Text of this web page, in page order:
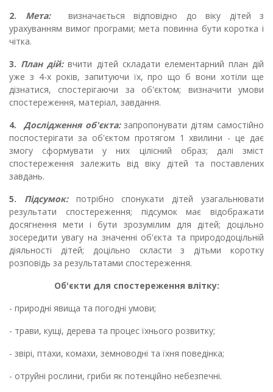
2. Мета:
визначається відповідно до віку дітей з
урахуванням вимог програми; мета повинна бути коротка і
чітка.
3. План дій:вчити дітей складати елементарний план дій
уже з 4-х років, запитуючи їх, про що б вони хотіли ще
дізнатися, спостерігаючи за об'єктом; визначити умови
спостереження, матеріал, завдання.
4. Дослідження об'єкта:запропонувати дітям самостійно
поспостерігати за об'єктом протягом 1 хвилини - це дає
змогу сформувати у них цілісний образ; далі зміст
спостереження залежить від віку дітей та поставлених
завдань.
5. Підсумок:потрібно спонукати дітей узагальнювати
результати спостереження; підсумок має відображати
досягнення мети і бути зрозумілим для дітей; доцільно
зосередити увагу на значенні об'єкта та природодоцільній
діяльності дітей; доцільно скласти з дітьми коротку
розповідь за результатами спостереження.
Об'єкти для спостереження влітку:
- природні явища та погодні умови;
- трави, кущі, дерева та процес їхнього розвитку;
- звірі, птахи, комахи, земноводні та їхня поведінка;
- отруйні рослини, гриби як потенційно небезпечні.